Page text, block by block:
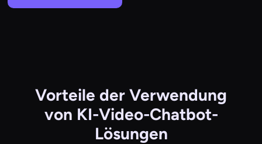
Vorteile der Verwendung
von KI-Video-Chatbot-
Lösungen